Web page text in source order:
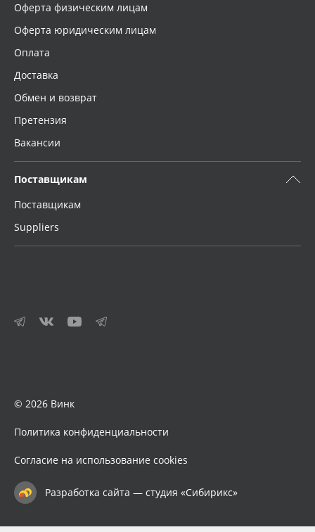
Оферта физическим лицам
Оферта юридическим лицам
Оплата
Доставка
Обмен и возврат
Претензия
Вакансии
Поставщикам
Поставщикам
Suppliers
© 2026 Винк
Политика конфиденциальности
Согласие на использование cookies
Разработка сайта — студия «Сибирикс»